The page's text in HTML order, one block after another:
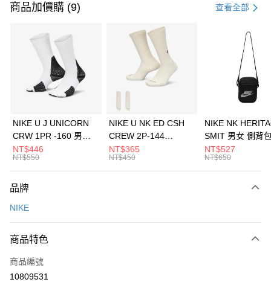
信用卡一次付款
3 期 0 利率 每期 21家銀行
合作金庫商業銀行
第一商業銀行
華南商業銀行
彰化商業銀行
上海商業儲蓄銀行
元大商業銀行
台灣樂天信用卡公司
Apple Pay
全盈+PAY
AFTEE先享後付
【關於「AFTEE先享後付」】
便利好安心！
３．安心：先確認商品／服務後，再付款。
【「AFTEE先享後付」結帳流程】
１．於結帳方式選擇「AFTEE先享後付」後，將跳轉至「AFTEE先享後付」
運送方式
每筆NT$100，滿NT$1,500(含以上)免運費
宅配
每筆NT$100，滿NT$1,500(含以上)免運費
商品加價購 (9) 查看全部
NIKE U J UNICORN
CRW 1PR -160 男女
中統襪 FZ3393100
NT$446
NT$550
NIKE U NK ED CSH
CREW 2P-144
EMBRDY 男女 短統襪
FZ3073133
NT$365
NT$450
NIKE NK
SMIT 男女 側背
BA5871010
NT$527
NT$650
品牌
NIKE
商品特色
商品編號
10809531